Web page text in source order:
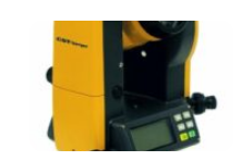
i solen